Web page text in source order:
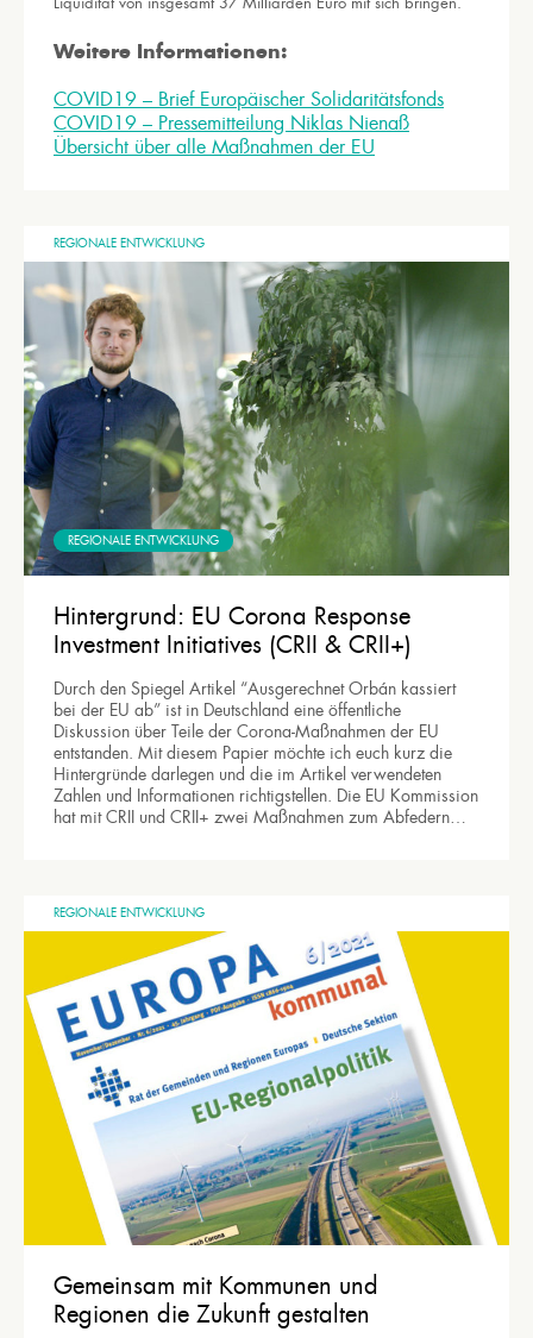
Weitere Informationen:
COVID19 – Brief Europäischer Solidaritätsfonds
COVID19 – Pressemitteilung Niklas Nienaß
Übersicht über alle Maßnahmen der EU
REGIONALE ENTWICKLUNG
REGIONALE ENTWICKLUNG
Hintergrund: EU Corona Response
Investment Initiatives (CRII & CRII+)
Durch den Spiegel Artikel “Ausgerechnet Orbán kassiert
bei der EU ab” ist in Deutschland eine öffentliche
Diskussion über Teile der Corona-Maßnahmen der EU
entstanden. Mit diesem Papier möchte ich euch kurz die
Hintergründe darlegen und die im Artikel verwendeten
Zahlen und Informationen richtigstellen. Die EU Kommission
hat mit CRII und CRII+ zwei Maßnahmen zum Abfedern…
REGIONALE ENTWICKLUNG
Gemeinsam mit Kommunen und
Regionen die Zukunft gestalten